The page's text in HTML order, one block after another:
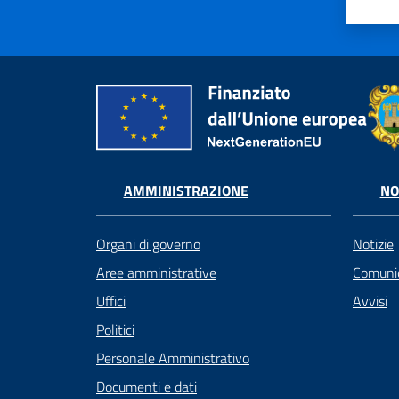
AMMINISTRAZIONE
Organi di governo
Aree amministrative
Uffici
Politici
Personale Amministrativo
Documenti e dati
Notizie
Avvisi